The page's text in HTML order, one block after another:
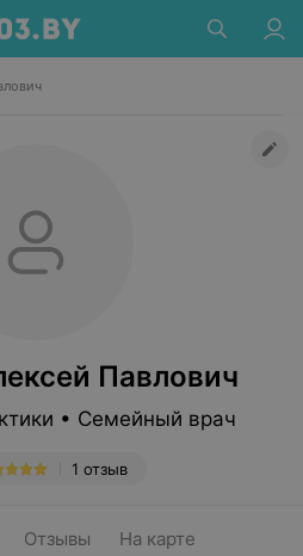
Павлович
• Семейный врач
1 отзыв
Отзывы На карте